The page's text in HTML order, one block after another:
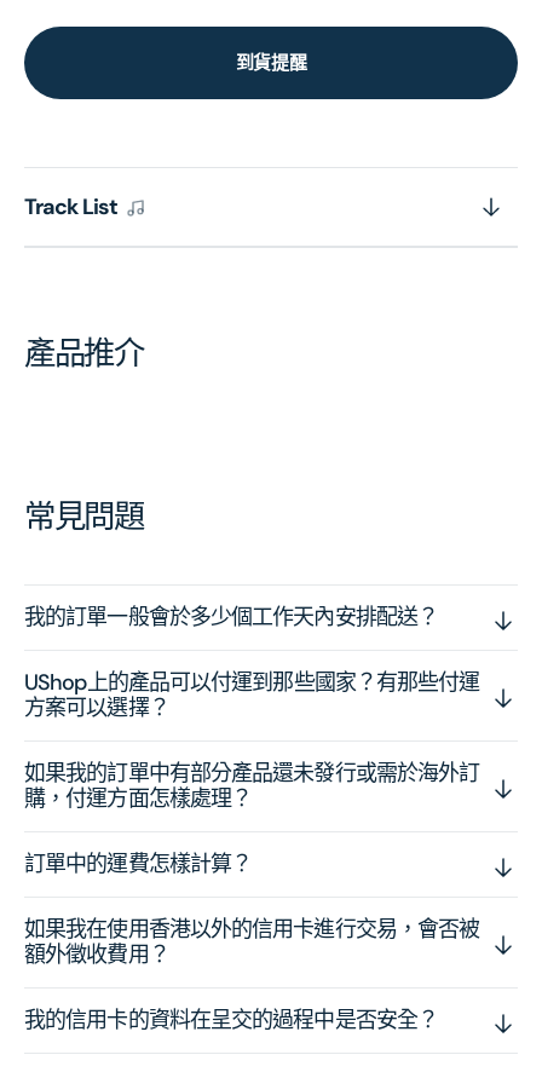
到貨提醒
Track List
產品推介
常見問題
我的訂單一般會於多少個工作天內安排配送？
UShop上的產品可以付運到那些國家？有那些付運
方案可以選擇？
如果我的訂單中有部分產品還未發行或需於海外訂
購，付運方面怎樣處理？
訂單中的運費怎樣計算？
如果我在使用香港以外的信用卡進行交易，會否被
額外徵收費用？
我的信用卡的資料在呈交的過程中是否安全？